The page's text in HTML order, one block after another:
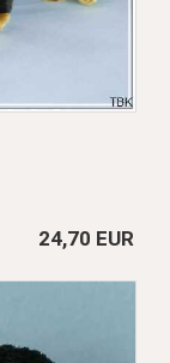
24,70 EUR